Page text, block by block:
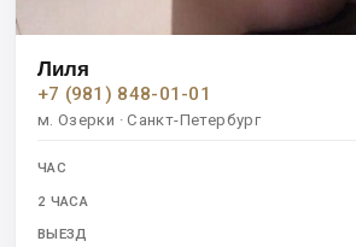
Лиля
+7 (981) 848-01-01
м. Озерки · Санкт-Петербург
ЧАС
2 ЧАСА
ВЫЕЗД